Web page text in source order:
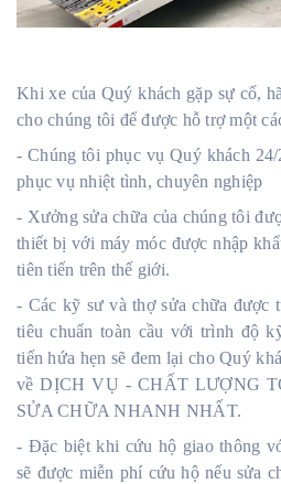
Khi xe của Quý khách gặp sự cố,
cho chúng tôi để được hỗ trợ một
- Chúng tôi phục vụ Quý khách
phục vụ nhiệt tình, chuyên nghiệp
- Xưởng sửa chữa của chúng tôi
thiết bị với máy móc được nhập
tiên tiến trên thế giới.
- Các kỹ sư và thợ sửa chữa được
tiêu chuẩn toàn cầu với trình độ
tiến hứa hẹn sẽ đem lại cho Quý
về DỊCH VỤ - CHẤT LƯỢNG
SỬA CHỮA NHANH NHẤT.
- Đặc biệt khi cứu hộ giao thông
sẽ được miễn phí cứu hộ nếu sửa